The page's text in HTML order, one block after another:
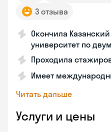
3 отзыва
Окончила
университет по
Проходила
Имеет
Читать дальше
Услуги и цены